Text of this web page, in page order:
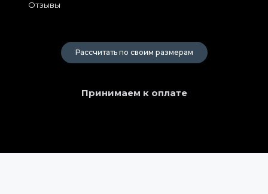
Отзывы
Рассчитать по своим размерам
Принимаем к оплате